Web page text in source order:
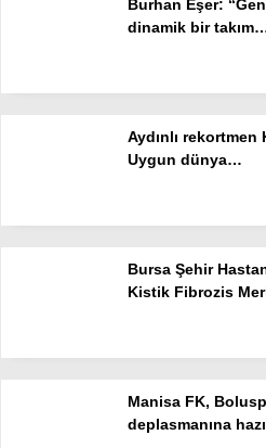
Burhan Eşer:
dinamik bir takım
Aydınlı rekortmen
Uygun dünya
Bursa Şehir
Kistik Fibrozis
Manisa FK,
deplasmanına